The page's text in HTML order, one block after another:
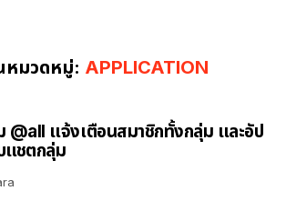
หมวดหมู่: APPLICATION
แจ้งเตือนสมาชิกทั้งกลุ่ม และอัป
แชตกลุ่ม